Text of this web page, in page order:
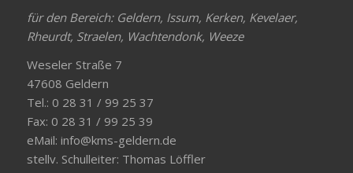
für den Bereich: Geldern, Issum, Kerken, Kevelaer,
Rheurdt, Straelen, Wachtendonk, Weeze
Weseler Straße 7
47608 Geldern
Tel.: 0 28 31 / 99 25 37
Fax: 0 28 31 / 99 25 39
eMail: info@kms-geldern.de
stellv. Schulleiter: Thomas Löffler